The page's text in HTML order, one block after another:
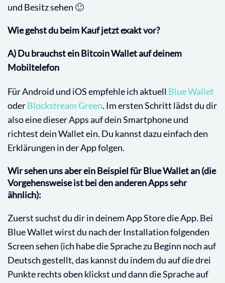
und Besitz sehen 🙂
Wie gehst du beim Kauf jetzt exakt vor?
A) Du brauchst ein Bitcoin Wallet auf deinem
Mobiltelefon
Für Android und iOS empfehle ich aktuell Blue Wallet
oderBlockstream Green. Im ersten Schritt lädst du dir
also eine dieser Apps auf dein Smartphone und
richtest dein Wallet ein. Du kannst dazu einfach den
Erklärungen in der App folgen.
Wir sehen uns aber ein Beispiel für Blue Wallet an (die
Vorgehensweise ist bei den anderen Apps sehr
ähnlich):
Zuerst suchst du dir in deinem App Store die App. Bei
Blue Wallet wirst du nach der Installation folgenden
Screen sehen (ich habe die Sprache zu Beginn noch auf
Deutsch gestellt, das kannst du indem du auf die drei
Punkte rechts oben klickst und dann die Sprache auf